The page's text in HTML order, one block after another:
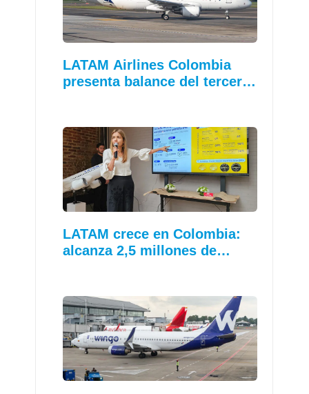
LATAM Airlines Colombia
presenta balance del tercer…
LATAM crece en Colombia:
alcanza 2,5 millones de…